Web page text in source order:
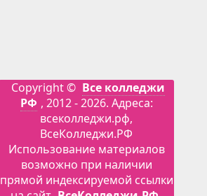
Copyright © Все колледжи
РФ , 2012 - 2026. Адреса:
всеколледжи.рф,
ВсеКолледжи.РФ
Использование материалов
возможно при наличии
прямой индексируемой ссылки